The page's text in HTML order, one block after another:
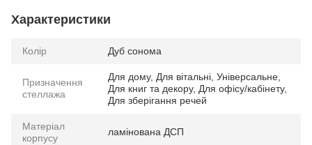
Характеристики
Колір Дуб сонома
Призначення
стеллажа
Для дому, Для вітальні, Універсальне,
Для книг та декору, Для офісу/кабінету,
Для зберігання речей
Матеріал
корпусу
ламінована ДСП